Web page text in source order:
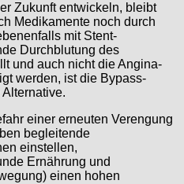
Zukunft entwickeln, bleibt
Medikamente noch durch
mit Stent-
Durchblutung des
und auch nicht die Angina-
werden, ist die Bypass-
einer erneuten Verengung
begleitende
einstellen,
Ernährung und
einen hohen